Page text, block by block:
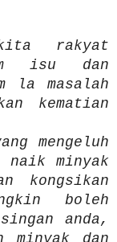
rakyat
isu dan
la masalah
kematian
mengeluh
naik minyak
kongsikan
boleh
anda,
minyak dan